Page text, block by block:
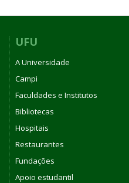
UFU
A Universidade
Campi
Faculdades e Institutos
Bibliotecas
Hospitais
Restaurantes
Fundações
Apoio estudantil